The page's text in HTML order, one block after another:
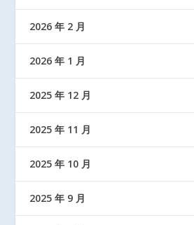
2026 年 2 月
2026 年 1 月
2025 年 12 月
2025 年 11 月
2025 年 10 月
2025 年 9 月